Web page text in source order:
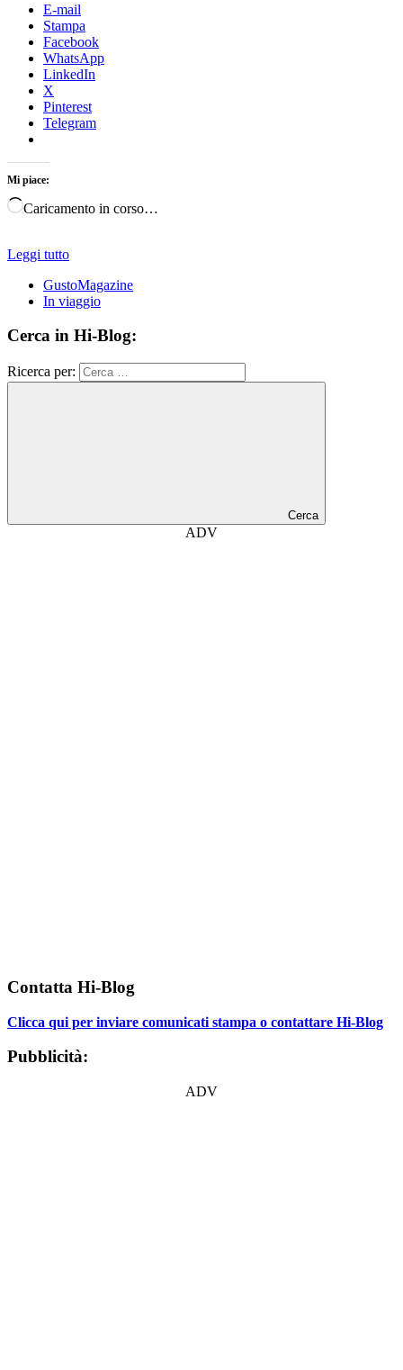
E-mail
Stampa
Facebook
WhatsApp
LinkedIn
X
Pinterest
Telegram
Mi piace:
Caricamento in corso…
Leggi tutto
GustoMagazine
In viaggio
Cerca in Hi-Blog:
Ricerca per:
Cerca
ADV
Contatta Hi-Blog
Clicca qui per inviare comunicati stampa o contattare Hi-Blog
Pubblicità:
ADV